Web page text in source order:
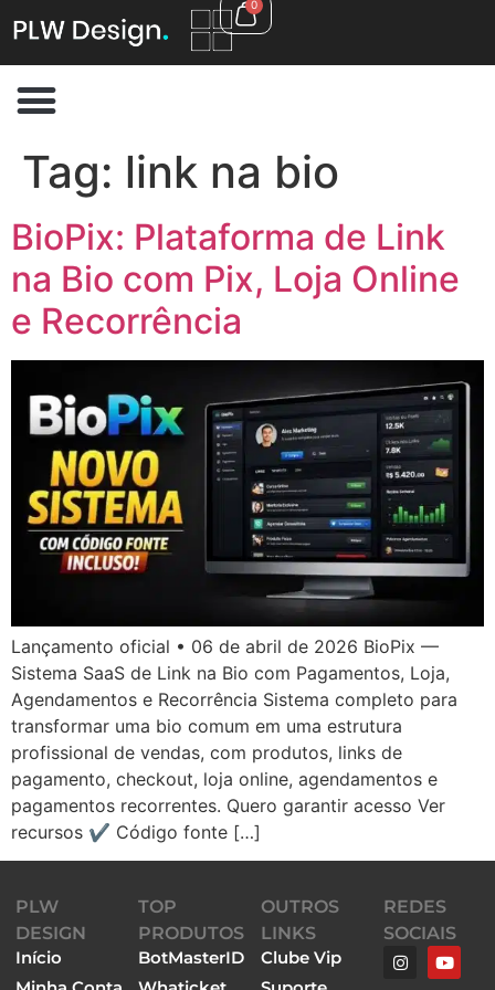
0
Tag: link na bio
BioPix: Plataforma de Link
na Bio com Pix, Loja Online
e Recorrência
Lançamento oficial • 06 de abril de 2026 BioPix —
Sistema SaaS de Link na Bio com Pagamentos, Loja,
Agendamentos e Recorrência Sistema completo para
transformar uma bio comum em uma estrutura
profissional de vendas, com produtos, links de
pagamento, checkout, loja online, agendamentos e
pagamentos recorrentes. Quero garantir acesso Ver
recursos ✔ Código fonte […]
PLW
DESIGN
Início
TOP
PRODUTOS
BotMasterID
OUTROS
LINKS
Clube Vip
REDES
SOCIAIS